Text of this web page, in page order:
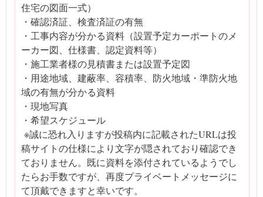
住宅の図面一式）
・確認済証、検査済証の有無
・工事内容が分かる資料（設置予定カーポートのメ
ーカー図、仕様書、認定資料等）
・施工業者様の見積書または設置予定図
・用途地域、建蔽率、容積率、防火地域・準防火地
域の有無が分かる資料
・現地写真
・希望スケジュール
※誠に恐れ入りますが投稿内に記載されたURLは投
稿サイトの仕様により文字が隠されており確認でき
ておりません。既に資料を添付されているようでし
たらお手数ですが、再度プライベートメッセージに
て頂戴できますと幸いです。